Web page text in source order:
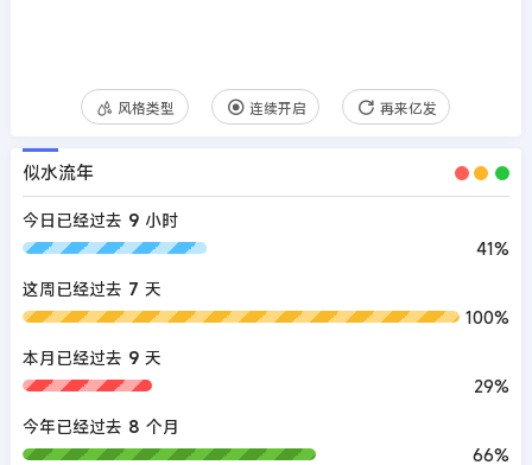
风格类型 连续开启 再来亿发
似水流年
今日已经过去 9 小时
41%
这周已经过去 7 天
100%
本月已经过去 9 天
29%
今年已经过去 8 个月
66%